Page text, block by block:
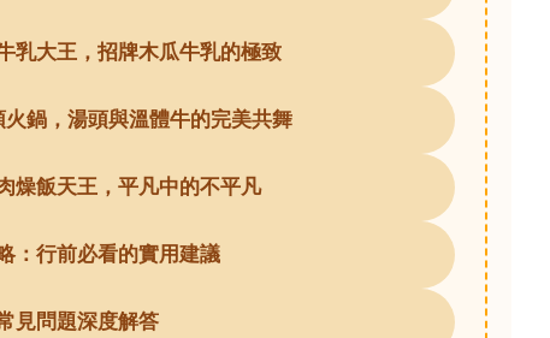
乳大王，招牌木瓜牛乳的極致
鍋，湯頭與溫體牛的完美共舞
燥飯天王，平凡中的不平凡
：行前必看的實用建議
見問題深度解答